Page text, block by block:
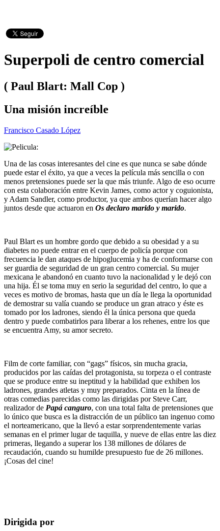
Superpoli de centro comercial
( Paul Blart: Mall Cop )
Una misión increíble
Francisco Casado López
Una de las cosas interesantes del cine es que nunca se sabe dónde
puede estar el éxito, ya que a veces la película más sencilla o con
menos pretensiones puede ser la que más triunfe. Algo de eso ocurre
con esta colaboración entre Kevin James, como actor y coguionista,
y Adam Sandler, como productor, ya que ambos querían hacer algo
juntos desde que actuaron en Os declaro marido y marido.
Paul Blart es un hombre gordo que debido a su obesidad y a su
diabetes no puede entrar en el cuerpo de policía porque con
frecuencia le dan ataques de hipoglucemia y ha de conformarse con
ser guardia de seguridad de un gran centro comercial. Su mujer
mexicana le abandonó en cuanto tuvo la nacionalidad y le dejó con
una hija. Él se toma muy en serio la seguridad del centro, lo que a
veces es motivo de bromas, hasta que un día le llega la oportunidad
de demostrar su valía cuando se produce un gran atraco y éste es
tomado por los ladrones, siendo él la única persona que queda
dentro y puede combatirlos para liberar a los rehenes, entre los que
se encuentra Amy, su amor secreto.
Film de corte familiar, con “gags” físicos, sin mucha gracia,
producidos por las caídas del protagonista, su torpeza o el contraste
que se produce entre su ineptitud y la habilidad que exhiben los
ladrones, grandes atletas y muy preparados. Cinta en la línea de
otras comedias parecidas como las dirigidas por Steve Carr,
realizador de Papá canguro, con una total falta de pretensiones que
lo único que busca es la distracción de un público tan ingenuo como
el norteamericano, que la llevó a estar sorprendentemente varias
semanas en el primer lugar de taquilla, y nueve de ellas entre las diez
primeras, llegando a superar los 138 millones de dólares de
recaudación, cuando su humilde presupuesto fue de 26 millones.
¡Cosas del cine!
Dirigida por